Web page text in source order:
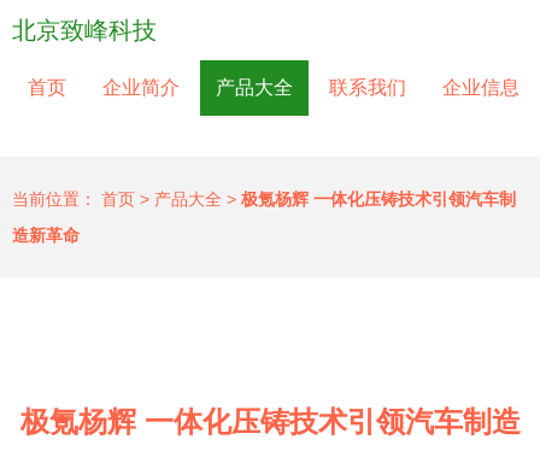
北京致峰科技
首页 企业简介 产品大全 联系我们 企业信息
当前位置： 首页 > 产品大全 > 极氪杨辉 一体化压铸技术引领汽车制
造新革命
极氪杨辉 一体化压铸技术引领汽车制造